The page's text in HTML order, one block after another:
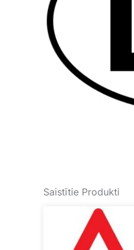
Saistītie Produkti